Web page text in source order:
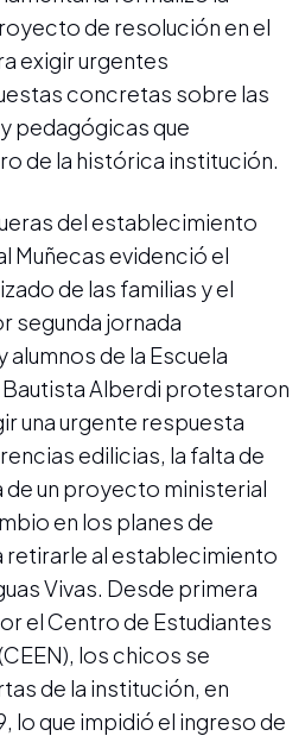
de resolución en el
exigir urgentes
concretas sobre las
pedagógicas que
de la histórica institución.
del establecimiento
Muñecas evidenció el
de las familias y el
segunda jornada
de la Escuela
Bautista Alberdi protestaron
una urgente respuesta
edilicias, la falta de
un proyecto ministerial
en los planes de
retirarle al establecimiento
Vivas. Desde primera
el Centro de Estudiantes
los chicos se
de la institución, en
lo que impidió el ingreso de